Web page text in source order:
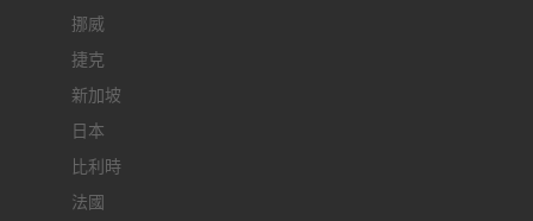
挪威
捷克
新加坡
日本
比利時
法國